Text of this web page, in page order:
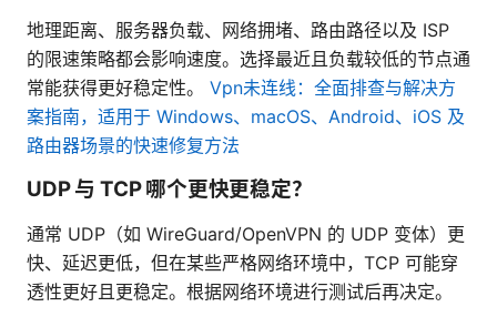
地理距离、服务器负载、网络拥堵、路由路径以及 ISP
的限速策略都会影响速度。选择最近且负载较低的节点通
常能获得更好稳定性。 Vpn未连线：全面排查与解决方
案指南，适用于 Windows、macOS、Android、iOS 及
路由器场景的快速修复方法
UDP 与 TCP 哪个更快更稳定？
通常 UDP（如 WireGuard/OpenVPN 的 UDP 变体）更
快、延迟更低，但在某些严格网络环境中，TCP 可能穿
透性更好且更稳定。根据网络环境进行测试后再决定。